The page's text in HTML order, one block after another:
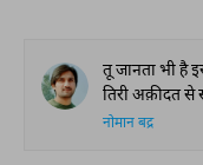
तू जानता भी है
तिरी अक़ीदत से
नोमान बद्र